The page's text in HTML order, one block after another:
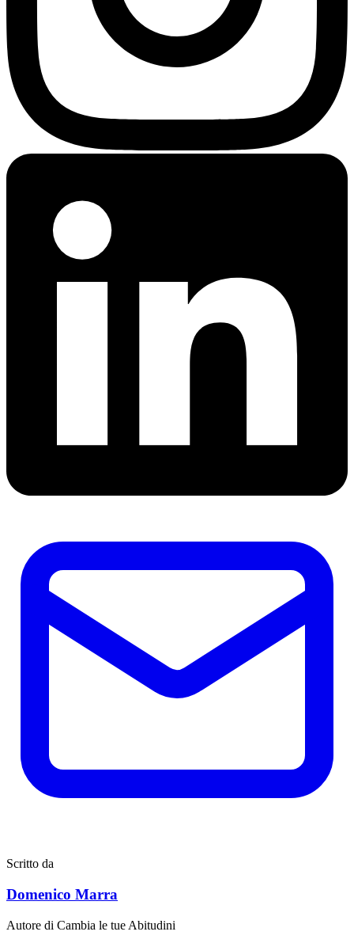
Scritto da
Domenico Marra
Autore di Cambia le tue Abitudini